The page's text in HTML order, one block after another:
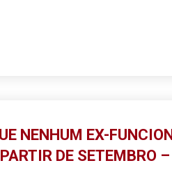
NENHUM EX-
DE SETEMBRO